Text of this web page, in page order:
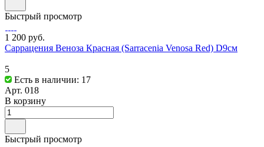
Быстрый просмотр
1 200 руб.
Саррацения Веноза Красная (Sarracenia Venosa Red) D9см
5
Есть в наличии: 17
Арт. 018
В корзину
Быстрый просмотр